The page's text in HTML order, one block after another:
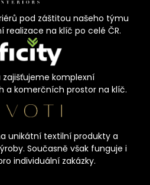
pod záštitou našeho týmu
na klíč po celé ČR.
komplexní
a komerčních prostor na klíč.
unikátní textilní produkty a
Současně však funguje i
individuální zakázky.